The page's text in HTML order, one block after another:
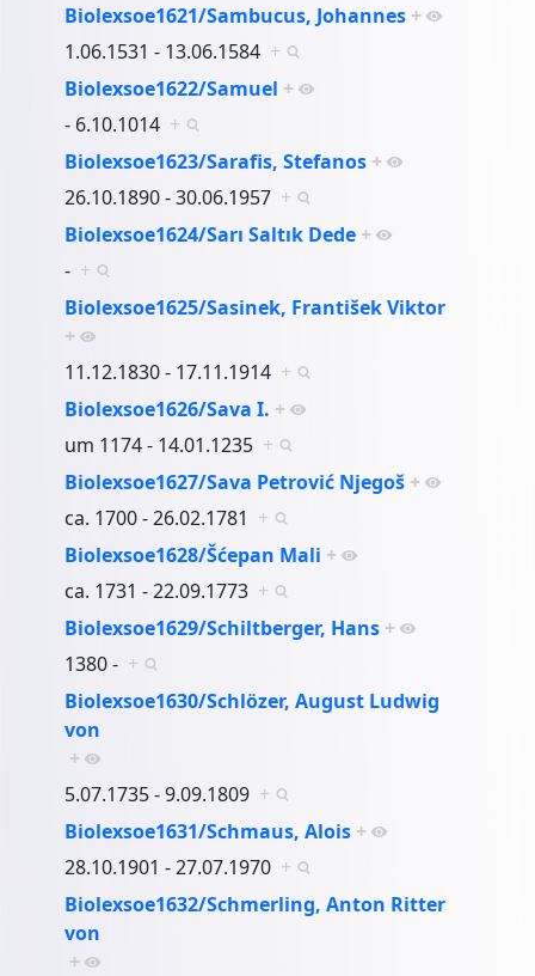
Biolexsoe1621/Sambucus, Johannes +
1.06.1531 - 13.06.1584 +
Biolexsoe1622/Samuel +
- 6.10.1014 +
Biolexsoe1623/Sarafis, Stefanos +
26.10.1890 - 30.06.1957 +
Biolexsoe1624/Sarı Saltık Dede +
- +
Biolexsoe1625/Sasinek, František Viktor
+
11.12.1830 - 17.11.1914 +
Biolexsoe1626/Sava I. +
um 1174 - 14.01.1235 +
Biolexsoe1627/Sava Petrović Njegoš +
ca. 1700 - 26.02.1781 +
Biolexsoe1628/Šćepan Mali +
ca. 1731 - 22.09.1773 +
Biolexsoe1629/Schiltberger, Hans +
1380 - +
Biolexsoe1630/Schlözer, August Ludwig
von
+
5.07.1735 - 9.09.1809 +
Biolexsoe1631/Schmaus, Alois +
28.10.1901 - 27.07.1970 +
Biolexsoe1632/Schmerling, Anton Ritter
von
+